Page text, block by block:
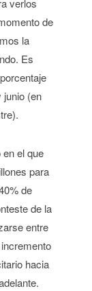
de
la
Es
junio (en
el que
para
de
de la
entre
hacia